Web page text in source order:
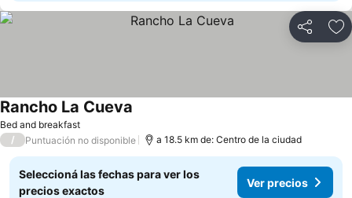
Compartir
Bed and breakfast
Rancho La Cueva
/ Puntuación no disponible a 18.5 km de: Centro de la ciudad
Seleccioná las fechas para ver los
precios exactos
Ver precios